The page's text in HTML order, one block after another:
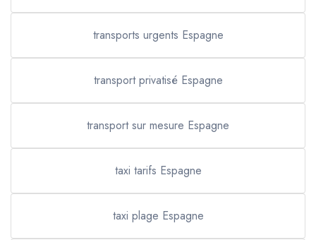
transports urgents Espagne
transport privatisé Espagne
transport sur mesure Espagne
taxi tarifs Espagne
taxi plage Espagne